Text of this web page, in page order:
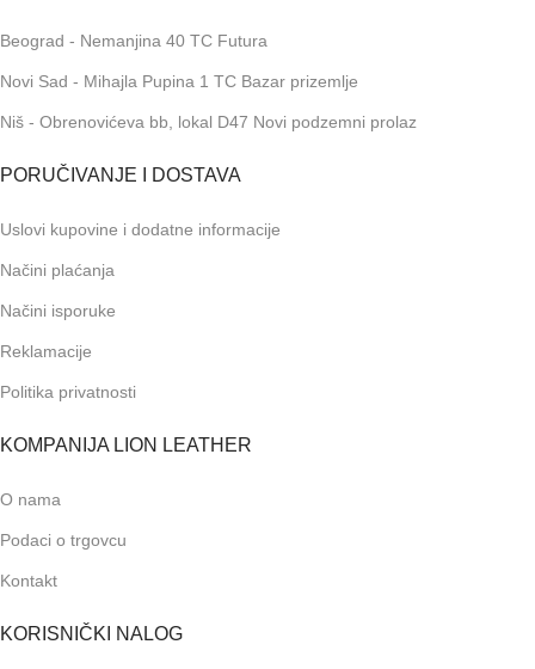
Beograd - Nemanjina 40 TC Futura
Novi Sad - Mihajla Pupina 1 TC Bazar prizemlje
Niš - Obrenovićeva bb, lokal D47 Novi podzemni prolaz
PORUČIVANJE I DOSTAVA
Uslovi kupovine i dodatne informacije
Načini plaćanja
Načini isporuke
Reklamacije
Politika privatnosti
KOMPANIJA LION LEATHER
O nama
Podaci o trgovcu
Kontakt
KORISNIČKI NALOG